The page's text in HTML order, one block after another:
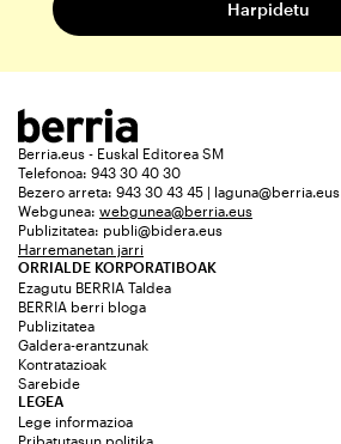
Berria.eus - Euskal Editorea SM
Telefonoa: 943 30 40 30
Bezero arreta: 943 30 43 45 | laguna@berria.eus
Webgunea: webgunea@berria.eus
Publizitatea: publi@bidera.eus
Harremanetan jarri
ORRIALDE KORPORATIBOAK
Ezagutu BERRIA Taldea
BERRIA berri bloga
Publizitatea
Galdera-erantzunak
Kontratazioak
Sarebide
LEGEA
Lege informazioa
Pribatutasun politika